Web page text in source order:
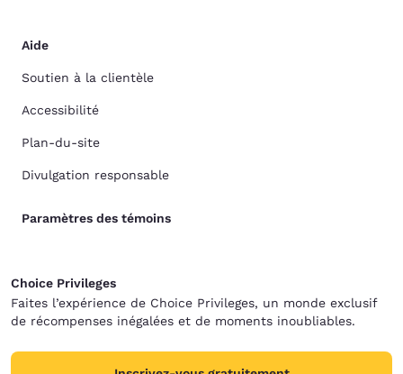
Aide
Soutien à la clientèle
Accessibilité
Plan-du-site
Divulgation responsable
Paramètres des témoins
Choice Privileges
Faites l’expérience de Choice Privileges, un monde exclusif
de récompenses inégalées et de moments inoubliables.